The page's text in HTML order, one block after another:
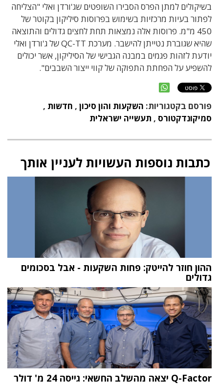
בשיקולים למתן הפרס הסבירו השופטים שג'ורדן ואלי "הצליחה
לפתור בעיות מרכזיות בשימוש בפרוסות סיליקון בקוטר של
450 מ"מ. פרוסות אלה נמצאות תחת לחצים גדולים והתוצאה
שהיא שגוברת נטייתן להישבר. מערכת QC-TT של ג'ורדן ואלי
יודעת לזהות פגמים במבנה הגבישי של הסיליקון, אשר יכולים
להשפיע על הפחתת התפוקה של קווי ייצור השבבים".
פורסם בקטגוריות: השקעות והון סיכון , חדשות ,
סמיקונדקטורס , תעשייה ישראלית
כתבות נוספות העשויות לעניין אותך
ההון חוזר להייטק: פחות השקעות - אבל בסכומים
גדולים
Q-Factor יצאה מהשלב החשאי: גייסה 24 מ' דולר